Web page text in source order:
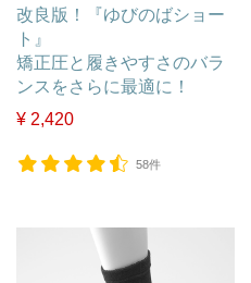
改良版！『ゆびのばショー
ト』
矯正圧と履きやすさのバラ
ンスをさらに最適に！
¥ 2,420
58件